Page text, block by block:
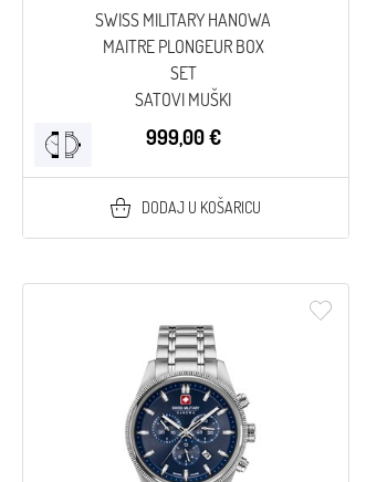
SWISS MILITARY HANOWA
MAITRE PLONGEUR BOX
SET
SATOVI MUŠKI
999,00 €
DODAJ U KOŠARICU